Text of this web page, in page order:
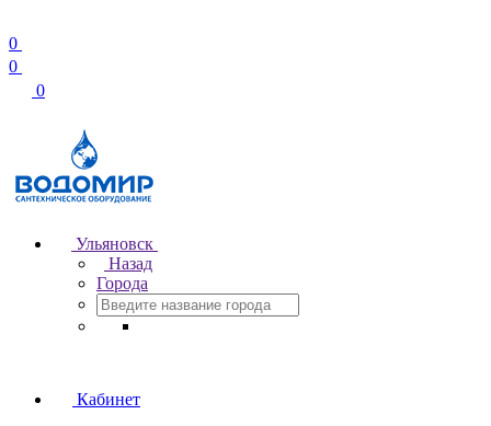
0
0
0
Ульяновск
Назад
Города
Кабинет